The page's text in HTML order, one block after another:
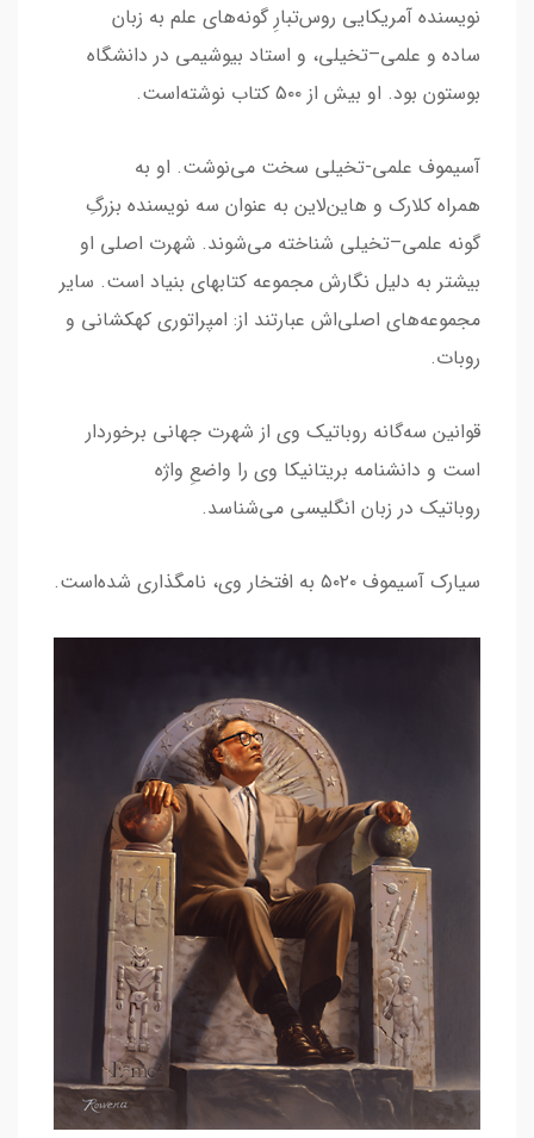
نویسنده آمریکایی روس‌تبارِ گونه‌های علم به زبان
ساده و علمی–تخیلی، و استاد بیوشیمی در دانشگاه
بوستون بود. او بیش از ۵۰۰ کتاب نوشته‌است.
آسیموف علمی-تخیلی سخت می‌نوشت. او به
همراه کلارک و هاین‌لاین به عنوان سه نویسنده بزرگِ
گونه علمی–تخیلی شناخته می‌شوند. شهرت اصلی او
بیشتر به دلیل نگارش مجموعه کتابهای بنیاد است. سایر
مجموعه‌های اصلی‌اش عبارتند از: امپراتوری کهکشانی و
روبات.
قوانین سه‌گانه روباتیک وی از شهرت جهانی برخوردار
است و دانشنامه بریتانیکا وی را واضعِ واژه
روباتیک در زبان انگلیسی می‌شناسد.
سیارک آسیموف ۵۰۲۰ به افتخار وی، نامگذاری شده‌است.